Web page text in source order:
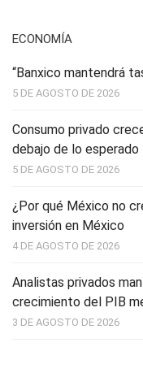
ECONOMÍA
“Banxico mantendrá
5 DE AGOSTO DE 2026
Consumo privado
debajo de lo esperado
5 DE AGOSTO DE 2026
¿Por qué México no
inversión en México
4 DE AGOSTO DE 2026
Analistas privados
crecimiento del PIB
3 DE AGOSTO DE 2026